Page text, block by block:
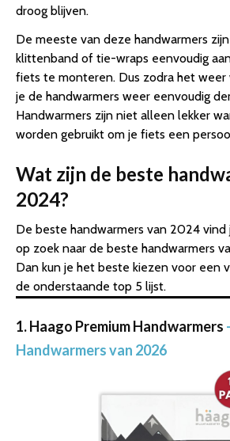
droog blijven.
De meeste van deze handwarmers
klittenband of tie-wraps eenvoudig
fiets te monteren. Dus zodra het weer
je de handwarmers weer eenvoudig
Handwarmers zijn niet alleen lekker
worden gebruikt om je fiets een
Wat zijn de beste
2024?
De beste handwarmers van 2024 vind
op zoek naar de beste handwarmers
Dan kun je het beste kiezen voor een
de onderstaande top 5 lijst.
1. Haago Premium Handwarmers
Handwarmers van 2026